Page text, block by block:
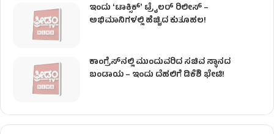
ಇಂದು ʻಟಾಕ್ಸಿಕ್ʼ ಟ್ರೈಲರ್ ರಿಲೀಸ್‌ –
ಅಭಿಮಾನಿಗಳಲ್ಲಿ ಹೆಚ್ಚಿದ ಕುತೂಹಲ!
ಕಾಂಗ್ರೆಸ್​ನಲ್ಲಿ ಮುಂದುವರಿದ ಸಚಿವ ಸ್ಥಾನದ
ಬಂಡಾಯ – ಇಂದು ದೆಹಲಿಗೆ ಡಿಕೆಶಿ ಭೇಟಿ!